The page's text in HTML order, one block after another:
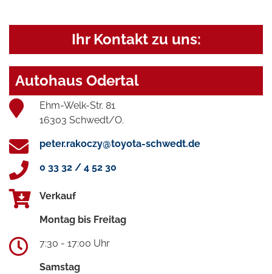
Ihr Kontakt zu uns:
Autohaus Odertal
Ehm-Welk-Str. 81
16303 Schwedt/O.
peter.rakoczy@toyota-schwedt.de
0 33 32 / 4 52 30
Verkauf
Montag bis Freitag
7:30 - 17:00 Uhr
Samstag